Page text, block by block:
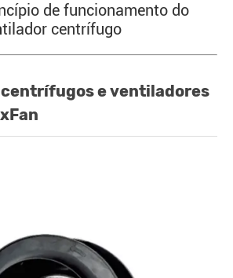
de funcionamento do
centrífugo
e ventiladores